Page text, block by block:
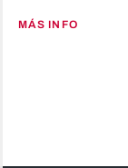
MÁS INFO